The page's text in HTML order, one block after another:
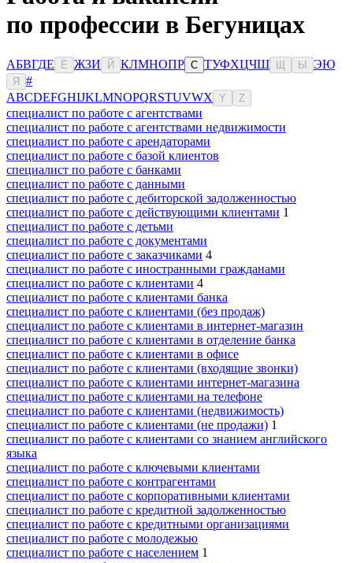
по профессии в Бегуницах
АБВГДЕ Ё ЖЗИ Й КЛМНОПР С ТУФХЦЧШ Ы ЭЮ
Я
#
ABCDEFGHIJKLMNOPQRSTUVWX Y Z
специалист по работе с агентствами
специалист по работе с агентствами недвижимости
специалист по работе с арендаторами
специалист по работе с базой клиентов
специалист по работе с банками
специалист по работе с данными
специалист по работе с дебиторской задолженностью
специалист по работе с действующими клиентами 1
специалист по работе с детьми
специалист по работе с документами
специалист по работе с заказчиками 4
специалист по работе с иностранными гражданами
специалист по работе с клиентами 4
специалист по работе с клиентами банка
специалист по работе с клиентами (без продаж)
специалист по работе с клиентами в интернет-магазин
специалист по работе с клиентами в отделение банка
специалист по работе с клиентами в офисе
специалист по работе с клиентами (входящие звонки)
специалист по работе с клиентами интернет-магазина
специалист по работе с клиентами на телефоне
специалист по работе с клиентами (недвижимость)
специалист по работе с клиентами (не продажи) 1
специалист по работе с клиентами со знанием английского
языка
специалист по работе с ключевыми клиентами
специалист по работе с контрагентами
специалист по работе с корпоративными клиентами
специалист по работе с кредитной задолженностью
специалист по работе с кредитными организациями
специалист по работе с молодежью
специалист по работе с населением 1